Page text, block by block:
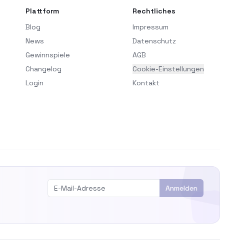
Plattform
Blog
News
Gewinnspiele
Changelog
Login
Rechtliches
Impressum
Datenschutz
AGB
Cookie-Einstellungen
Kontakt
Anmelden